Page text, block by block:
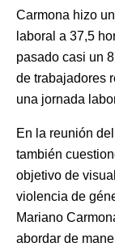
Carmona hizo
laboral a 37,5
pasado casi un
de trabajadores
una jornada
En la reunión
también
objetivo de
violencia de
Mariano
abordar de